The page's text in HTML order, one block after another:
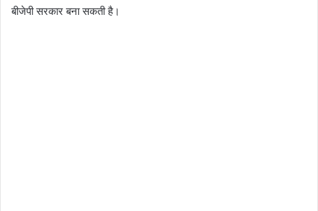
बीजेपी सरकार बना सकती है।